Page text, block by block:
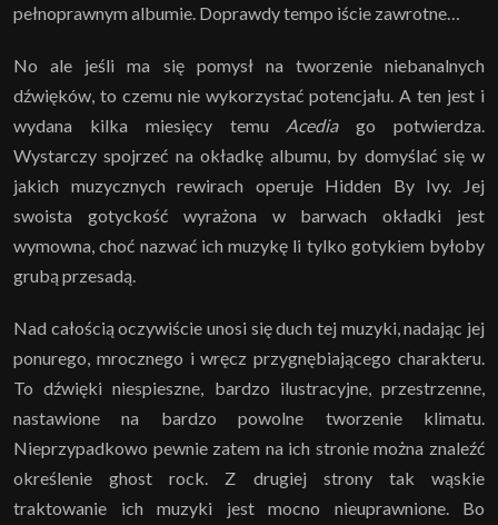
pełnoprawnym albumie. Doprawdy tempo iście zawrotne…
No ale jeśli ma się pomysł na tworzenie niebanalnych
dźwięków, to czemu nie wykorzystać potencjału. A ten jest i
wydana kilka miesięcy temu Acediago potwierdza.
Wystarczy spojrzeć na okładkę albumu, by domyślać się w
jakich muzycznych rewirach operuje Hidden By Ivy. Jej
swoista gotyckość wyrażona w barwach okładki jest
wymowna, choć nazwać ich muzykę li tylko gotykiem byłoby
grubą przesadą.
Nad całością oczywiście unosi się duch tej muzyki, nadając jej
ponurego, mrocznego i wręcz przygnębiającego charakteru.
To dźwięki niespieszne, bardzo ilustracyjne, przestrzenne,
nastawione na bardzo powolne tworzenie klimatu.
Nieprzypadkowo pewnie zatem na ich stronie można znaleźć
określenie ghost rock. Z drugiej strony tak wąskie
traktowanie ich muzyki jest mocno nieuprawnione. Bo